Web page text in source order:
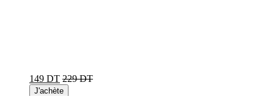
149 DT 229 DT
J'achète